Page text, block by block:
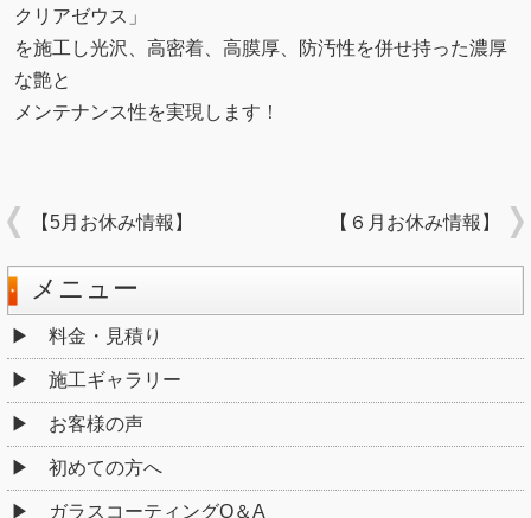
クリアゼウス」
を施工し光沢、高密着、高膜厚、防汚性を併せ持った濃厚
な艶と
メンテナンス性を実現します！
【5月お休み情報】 【６月お休み情報】
メニュー
料金・見積り
施工ギャラリー
お客様の声
初めての方へ
ガラスコーティングQ＆A